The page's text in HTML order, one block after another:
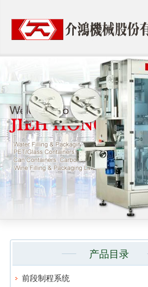
产品目录
前段制程系统